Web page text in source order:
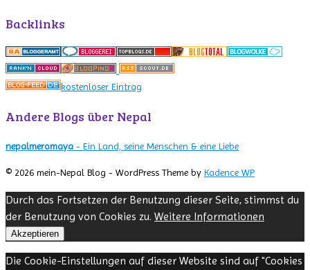
Backlinks
kostenloser Eintrag
Andere Blogs über Nepal
nepalmeromaya - Ein Land, seine Menschen & eine Liebe
© 2026 mein-Nepal Blog - WordPress Theme by Kadence WP
Durch das Fortsetzen der Benutzung dieser Seite, stimmst du
der Benutzung von Cookies zu. Weitere Informationen
Akzeptieren
Die Cookie-Einstellungen auf dieser Website sind auf "Cookies